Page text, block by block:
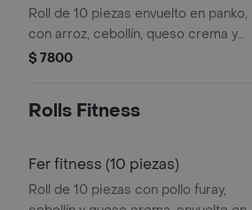
Roll de 10 piezas envuelto en panko,
con arroz, cebollín, queso crema y
opción de proteína o verdura.
$ 7800
Rolls Fitness
Fer fitness (10 piezas)
Roll de 10 piezas con pollo furay,